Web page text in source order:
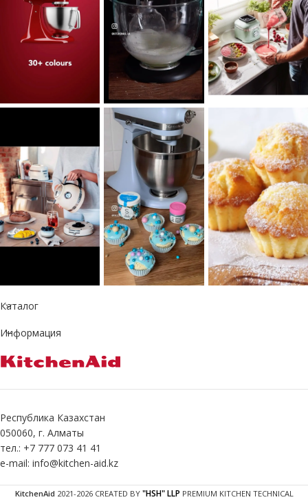
Каталог
Информация
Республика Казахстан
050060, г. Алматы
тел.: +7 777 073 41 41
e-mail: info@kitchen-aid.kz
KitchenAid 2021-2026 CREATED BY "HSH" LLP PREMIUM KITCHEN TECHNICAL